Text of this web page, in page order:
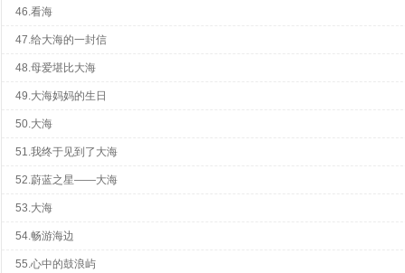
46.看海
47.给大海的一封信
48.母爱堪比大海
49.大海妈妈的生日
50.大海
51.我终于见到了大海
52.蔚蓝之星——大海
53.大海
54.畅游海边
55.心中的鼓浪屿